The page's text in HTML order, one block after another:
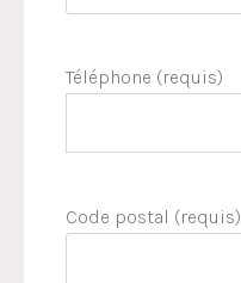
Téléphone (requis)
Code postal (requis)